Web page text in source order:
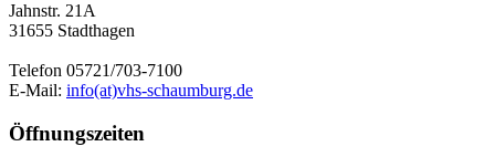
Jahnstr. 21A
31655 Stadthagen
Telefon 05721/703-7100
E-Mail: info(at)vhs-schaumburg.de
Öffnungszeiten